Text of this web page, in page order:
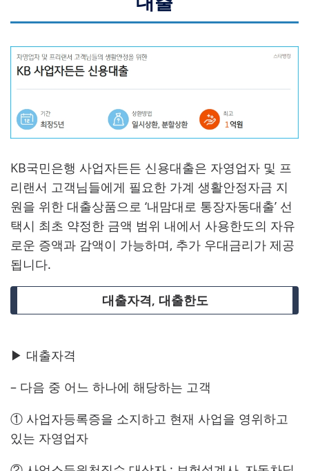
KB국민은행 사업자든든 신용대출은 자영업자 및 프
리랜서 고객님들에게 필요한 가계 생활안정자금 지
원을 위한 대출상품으로 ‘내맘대로 통장자동대출’ 선
택시 최초 약정한 금액 범위 내에서 사용한도의 자유
로운 증액과 감액이 가능하며, 추가 우대금리가 제공
됩니다.
대출자격, 대출한도
▶ 대출자격
– 다음 중 어느 하나에 해당하는 고객
① 사업자등록증을 소지하고 현재 사업을 영위하고
있는 자영업자